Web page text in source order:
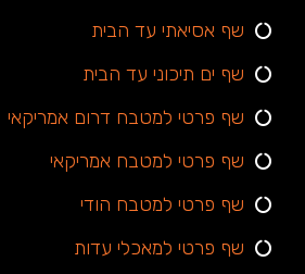
שף אסיאתי עד הבית
שף ים תיכוני עד הבית
שף פרטי למטבח דרום אמריקאי
שף פרטי למטבח אמריקאי
שף פרטי למטבח הודי
שף פרטי למאכלי עדות